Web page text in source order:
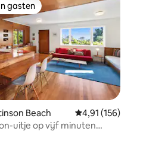
4,97 op 5, 170 recensies
gasten
gasten
Beach Gemiddelde
4,91 (156)
uitje op vijf minuten